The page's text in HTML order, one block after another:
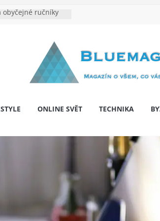
obyčejné ručníky
Na co myslet, aby
pár let nepřekvapila
bariér: když auto
ONLINE SVĚT TECHNIKA